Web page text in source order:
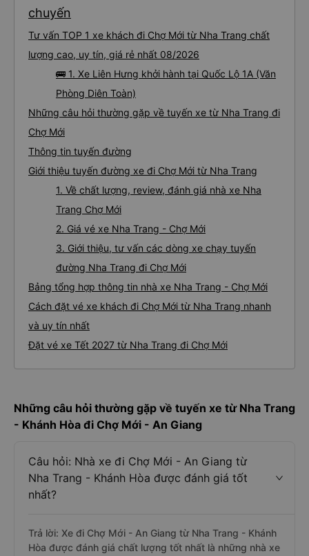
chuyến
Tư vấn TOP 1 xe khách đi Chợ Mới từ Nha Trang chất
lượng cao, uy tín, giá rẻ nhất 08/2026
🚌 1. Xe Liên Hưng khởi hành tại Quốc Lộ 1A (Văn
Phòng Diên Toàn)
Những câu hỏi thường gặp về tuyến xe từ Nha Trang đi
Chợ Mới
Thông tin tuyến đường
Giới thiệu tuyến đường xe đi Chợ Mới từ Nha Trang
1. Về chất lượng, review, đánh giá nhà xe Nha
Trang Chợ Mới
2. Giá vé xe Nha Trang - Chợ Mới
3. Giới thiệu, tư vấn các dòng xe chạy tuyến
đường Nha Trang đi Chợ Mới
Bảng tổng hợp thông tin nhà xe Nha Trang - Chợ Mới
Cách đặt vé xe khách đi Chợ Mới từ Nha Trang nhanh
và uy tín nhất
Đặt vé xe Tết 2027 từ Nha Trang đi Chợ Mới
Những câu hỏi thường gặp về tuyến xe từ Nha Trang
- Khánh Hòa đi Chợ Mới - An Giang
Câu hỏi: Nhà xe đi Chợ Mới - An Giang từ
Nha Trang - Khánh Hòa được đánh giá tốt
nhất?
Trả lời: Xe đi Chợ Mới - An Giang từ Nha Trang - Khánh
Hòa được đánh giá chất lượng tốt nhất là những nhà xe